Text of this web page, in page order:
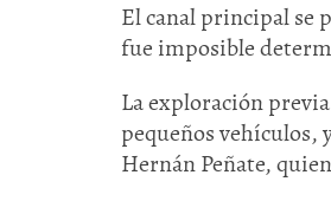
El canal principal se
fue imposible
La exploración
pequeños vehículos,
Hernán Peñate,